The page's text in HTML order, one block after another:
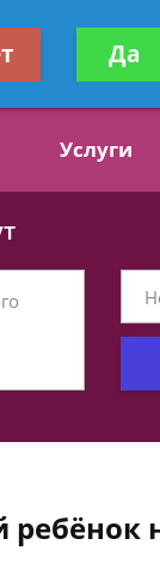
Получите
Услуги
Да